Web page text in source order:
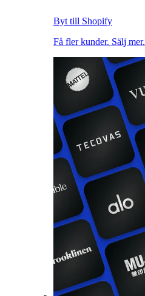
Byt till Shopify
Få fler kunder. Sälj mer.